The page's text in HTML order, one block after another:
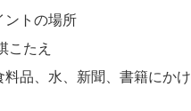
ントの場所
こたえ
料品、水、新聞、書籍にか